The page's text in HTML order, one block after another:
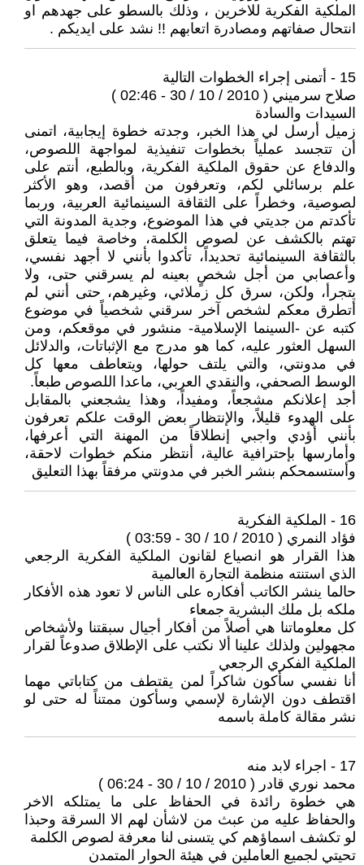
الملكية الفكرية للاخرين ، وذلك بالسطو على جهدهم او
انتحال صفاتهم ومصادرة اتعابهم !! نشد على ايديكم .
15 - أتمنى إجراء الخطوات التالية
صلاح سرميني ( 2010 / 10 / 30 - 02:46 )
السيدات والسادة
زميل أرسل لي هذا الخبر، وجدته خطوة إيجابية، اتمنى
أن تتجسد عملياً بخطوات تنفيذية لمواجهة اللصوص،
والدفاع عن حقوق الملكية الفكرية، وبالطبع، أنتم على
علم برسائلي لكم، وتعرفون من أقصد، وهو الأكثر
لصوصية، وخطراً على الثقافة السينمائية العربية، وربما
تأكدتم من جديتي في هذا الموضوع، وجدية المدونة التي
تهتم بالكشف عن لصوص الكلمة، وخاصة فيما يتعلق
بالثقافة السينمائية تحديداً، تأكدوا بأنني لا أجهد نفسي،
وأعصابي من أجل شخصٍ بعينه لم يسرقني حتى، ولا
يتجرأ، ولكن، سرق كل زملائي، وغيرهم، حتى أنني لم
أتطرق معكم لشخص آخر سرقني شخصياً في موضوع
كتبه عن -السينما الإسلامية- منشور في موقعكم، ومن
السهل العثور عليه، كما هو مدرج مع الإثباتات، والدلائل
في مدونتي، والتي يلتف حولها، ويتعاطف معها كل
الوسط الصحفي، والنقدي العربي، ماعدا اللصوص طبعاً.
أجد إعلانكم مشجعاً، ومفيداً، وهذا يشجعني بالمقابل
على الهدوء قليلاً، والإنتظار بعض الوقت علكم تعرفون
بأنني أؤدي واجبي إنطلاقاً من المهنة التي أعرفها،
وأمارسها بإحترافية عالية، أنتظر منكم خطوات لاحقة،
وأستسمحكم بنشر الخبر في مدونتي مرفقاً بهذا التعليق
16 - الملكية الفكرية
فؤاد النمري ( 2010 / 10 / 30 - 03:59 )
هذا القرار هو انصياع لقانون الملكية الفكرية الرجعي
الذي استنته منظمة التجارة العالمية
حالما ينشر الكاتب أفكاره على الناس لا تعود هذه الأفكار
ملكه بل ملك البشرية جمعاء
كل معلوماتنا هي أصلاً من أفكار أجيال سبقتنا ولأشخاص
مجهولين ولذلك علينا ألا نكتب على الإطلاق صدوعاً لقرار
الملكية الفكري الرجعي
أنا نفسي سأكون شاكراً لمن يقتطف من كتاباتي مهما
اقتطف دون الإشارة لإسمي وسأكون ممتناً له حتى لو
نشر مقالة كاملة باسمه
17 - اجراء لابد منه
محمد نوري قادر ( 2010 / 10 / 30 - 06:24 )
هي خطوة رائدة في الحفاظ على ما يمتلكه الاخر
والحفاظ عليه من عبث من لاشأن لهم الا السرقة وحبذا
لو تكشف اسماؤهم كي يتسنى لنا معرفة لصوص الكلمة
تحيتي لجميع العاملين في هيئة الحوار المتمدن